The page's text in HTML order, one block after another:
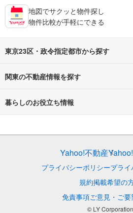
地図でサクッと物件探し
物件比較が手軽にできる
東京23区・政令指定都市から探す
東京23区
千葉市
関東の不動産情報を探す
不動産・住宅
中古
土地
暮らしのお役立ち情報
Yahoo!不動産
プライバシーポリシープラ
規約掲載希望の
免責事項ご意見・ご要
© LY Corporation